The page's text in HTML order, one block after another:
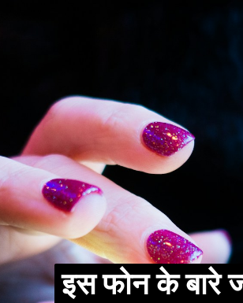
इस फोन के बारे
इस फोन के बारे